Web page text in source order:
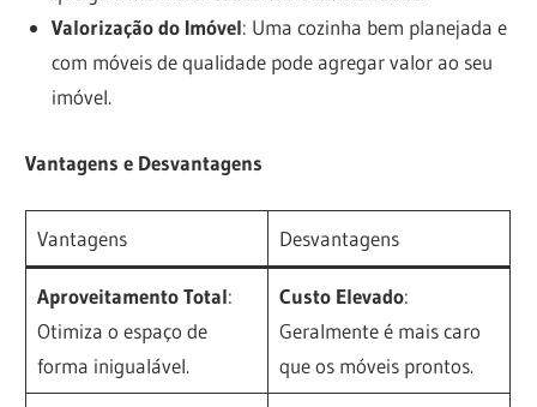
Valorização do Imóvel: Uma cozinha bem planejada e
com móveis de qualidade pode agregar valor ao seu
imóvel.
Vantagens e Desvantagens
Vantagens Desvantagens
Aproveitamento Total:
Otimiza o espaço de
forma inigualável.
Custo Elevado:
Geralmente é mais caro
que os móveis prontos.